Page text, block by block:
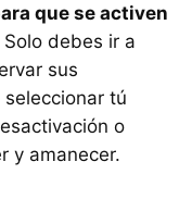
que se activen
Solo debes ir a
sus
tú
o
y amanecer.